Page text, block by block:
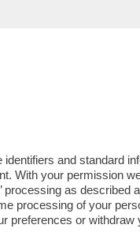
and standard
With your permission
’ processing as described
processing of your
preferences or